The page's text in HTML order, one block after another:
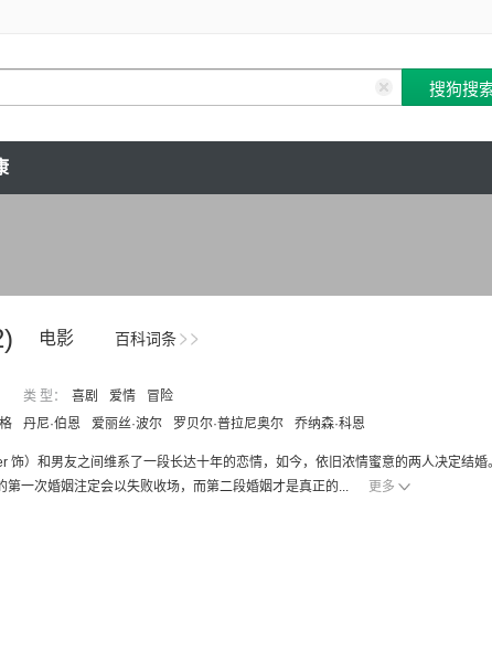
百科词条
电影
类 型： 喜剧 爱情
冒险
丹尼·伯恩 爱丽丝·波尔 罗贝尔·普拉尼奥尔 乔纳森·科恩
饰）和男友之间维系了一段长达十年的恋情，如今，依旧浓情蜜意的两人决定结
第一次婚姻注定会以失败收场，而第二段婚姻才是真正的...
更多